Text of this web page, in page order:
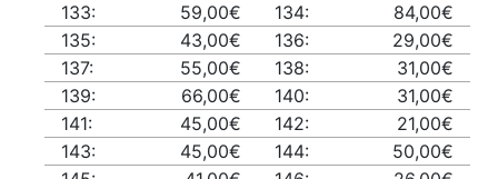
133:
59,00€ 134:
84,00€
135:
43,00€ 136:
29,00€
137:
55,00€ 138:
31,00€
139:
66,00€ 140:
31,00€
141:
45,00€ 142:
21,00€
143:
45,00€ 144:
50,00€